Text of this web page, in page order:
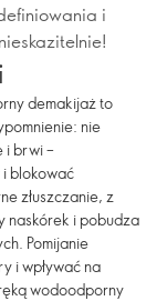
i
demakijaż to
nie
i brwi –
i blokować
złuszczanie, z
naskórek i pobudza
Pomijanie
i wpływać na
wodoodporny